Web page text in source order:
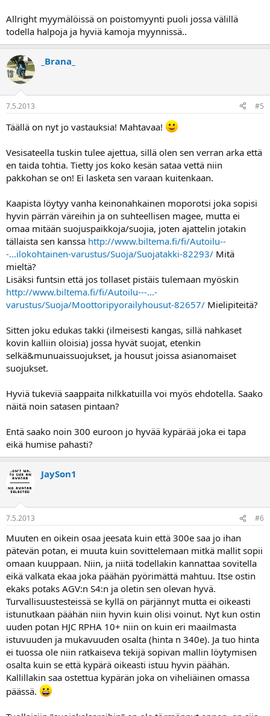
Allright myymälöissä on poistomyynti puoli jossa välillä
todella halpoja ja hyviä kamoja myynnissä..
_Brana_
7.5.2013 #5
Täällä on nyt jo vastauksia! Mahtavaa!
Vesisateella tuskin tulee ajettua, sillä olen sen verran arka että
en taida tohtia. Tietty jos koko kesän sataa vettä niin
pakkohan se on! Ei lasketa sen varaan kuitenkaan.
Kaapista löytyy vanha keinonahkainen moporotsi joka sopisi
hyvin pärrän väreihin ja on suhteellisen magee, mutta ei
omaa mitään suojuspaikkoja/suojia, joten ajattelin jotakin
tällaista sen kanssa http://www.biltema.fi/fi/Autoilu--
-...ilokohtainen-varustus/Suoja/Suojatakki-82293/ Mitä
mieltä?
Lisäksi funtsin että jos tollaset pistäis tulemaan myöskin
http://www.biltema.fi/fi/Autoilu---...-
varustus/Suoja/Moottoripyorailyhousut-82657/ Mielipiteitä?
Sitten joku edukas takki (ilmeisesti kangas, sillä nahkaset
kovin kalliin oloisia) jossa hyvät suojat, etenkin
selkä&munuaissuojukset, ja housut joissa asianomaiset
suojukset.
Hyviä tukeviä saappaita nilkkatuilla voi myös ehdotella. Saako
näitä noin satasen pintaan?
Entä saako noin 300 euroon jo hyvää kypärää joka ei tapa
eikä humise pahasti?
JaySon1
7.5.2013 #6
Muuten en oikein osaa jeesata kuin että 300e saa jo ihan
pätevän potan, ei muuta kuin sovittelemaan mitkä mallit sopii
omaan kuuppaan. Niin, ja niitä todellakin kannattaa sovitella
eikä valkata ekaa joka päähän pyörimättä mahtuu. Itse ostin
ekaks potaks AGV:n S4:n ja oletin sen olevan hyvä.
Turvallisuustesteissä se kyllä on pärjännyt mutta ei oikeasti
istunutkaan päähän niin hyvin kuin olisi voinut. Nyt kun ostin
uuden potan HJC RPHA 10+ niin on kuin eri maailmasta
istuvuuden ja mukavuuden osalta (hinta n 340e). Ja tuo hinta
ei tuossa ole niin ratkaiseva tekijä sopivan mallin löytymisen
osalta kuin se että kypärä oikeasti istuu hyvin päähän.
Kallillakin saa ostettua kypärän joka on viheliäinen omassa
päässä.